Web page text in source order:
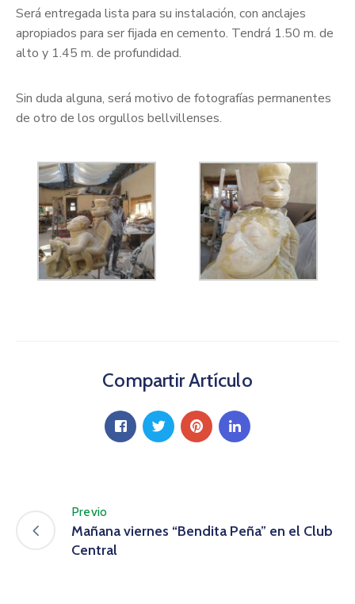
Será entregada lista para su instalación, con anclajes
apropiados para ser fijada en cemento. Tendrá 1.50 m. de
alto y 1.45 m. de profundidad.
Sin duda alguna, será motivo de fotografías permanentes
de otro de los orgullos bellvillenses.
Compartir Artículo
Previo
Mañana viernes “Bendita Peña” en el Club
Central